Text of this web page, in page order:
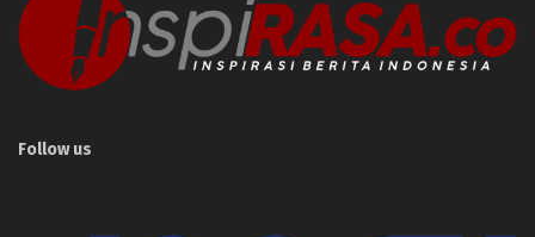
Follow us